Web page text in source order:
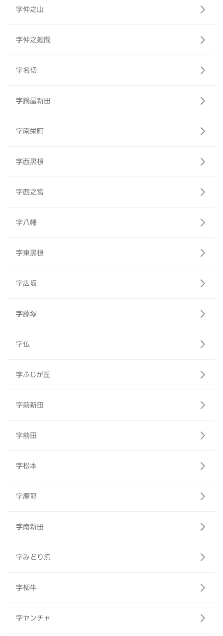
字仲之山
字仲之廻間
字名切
字鍋屋新田
字南栄町
字西黒根
字西之宮
字八幡
字東黒根
字広坂
字藤塚
字仏
字ふじが丘
字前新田
字前田
字松本
字摩耶
字南新田
字みどり浜
字柳牛
字ヤンチャ